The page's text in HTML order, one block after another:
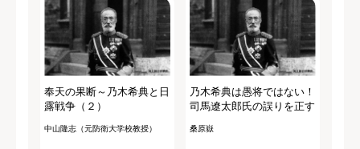
奉天の果断～乃木希典と日
露戦争（２）
中山隆志（元防衛大学校教授）
乃木希典は愚将ではない！
司馬遼太郎氏の誤りを正す
桑原嶽